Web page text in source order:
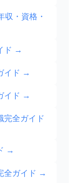
収・資格・
ド →
イド →
イド →
完全ガイド
→
全ガイド →